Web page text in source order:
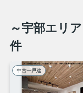
～宇部エリ
件
中古一戸建